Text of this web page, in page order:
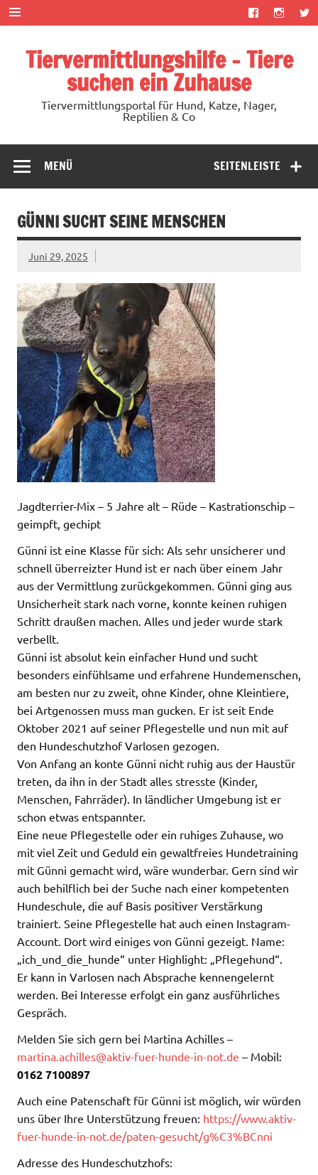
Zum
Inhalt
springen
Tiervermittlungshilfe – Tiere
suchen ein Zuhause
Tiervermittlungsportal für Hund, Katze, Nager,
Reptilien & Co
SEITENLEISTE
MENÜ
GÜNNI SUCHT SEINE MENSCHEN
Juni 29, 2025
Jagdterrier-Mix – 5 Jahre alt – Rüde – Kastrationschip –
geimpft, gechipt
Günni ist eine Klasse für sich: Als sehr unsicherer und
schnell überreizter Hund ist er nach über einem Jahr
aus der Vermittlung zurückgekommen. Günni ging aus
Unsicherheit stark nach vorne, konnte keinen ruhigen
Schritt draußen machen. Alles und jeder wurde stark
verbellt.
Günni ist absolut kein einfacher Hund und sucht
besonders einfühlsame und erfahrene Hundemenschen,
am besten nur zu zweit, ohne Kinder, ohne Kleintiere,
bei Artgenossen muss man gucken. Er ist seit Ende
Oktober 2021 auf seiner Pflegestelle und nun mit auf
den Hundeschutzhof Varlosen gezogen.
Von Anfang an konte Günni nicht ruhig aus der Haustür
treten, da ihn in der Stadt alles stresste (Kinder,
Menschen, Fahrräder). In ländlicher Umgebung ist er
schon etwas entspannter.
Eine neue Pflegestelle oder ein ruhiges Zuhause, wo
mit viel Zeit und Geduld ein gewaltfreies Hundetraining
mit Günni gemacht wird, wäre wunderbar. Gern sind wir
auch behilflich bei der Suche nach einer kompetenten
Hundeschule, die auf Basis positiver Verstärkung
trainiert. Seine Pflegestelle hat auch einen Instagram-
Account. Dort wird einiges von Günni gezeigt. Name:
„ich_und_die_hunde“ unter Highlight: „Pflegehund“.
Er kann in Varlosen nach Absprache kennengelernt
werden. Bei Interesse erfolgt ein ganz ausführliches
Gespräch.
Melden Sie sich gern bei Martina Achilles –
martina.achilles@aktiv-fuer-hunde-in-not.de – Mobil:
0162 7100897
Auch eine Patenschaft für Günni ist möglich, wir würden
uns über Ihre Unterstützung freuen: https://www.aktiv-
fuer-hunde-in-not.de/paten-gesucht/g%C3%BCnni
​Adresse des Hundeschutzhofs: